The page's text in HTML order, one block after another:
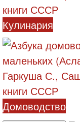
Кулинария
Домоводство